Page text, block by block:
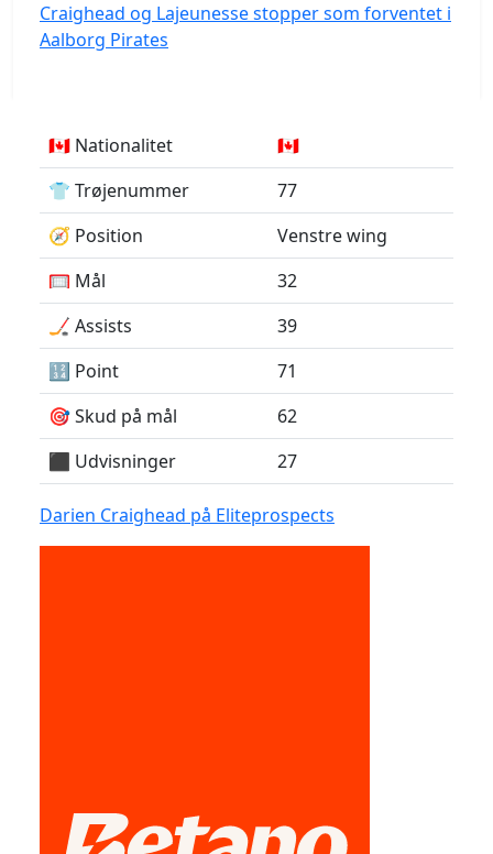
Craighead og Lajeunesse stopper som forventet i
Aalborg Pirates
🇨🇦 Nationalitet
🇨🇦
👕 Trøjenummer
77
🧭 Position
Venstre wing
🥅 Mål
32
🏒 Assists
39
🔢 Point
71
🎯 Skud på mål
62
⬛️ Udvisninger
27
Darien Craighead på Eliteprospects